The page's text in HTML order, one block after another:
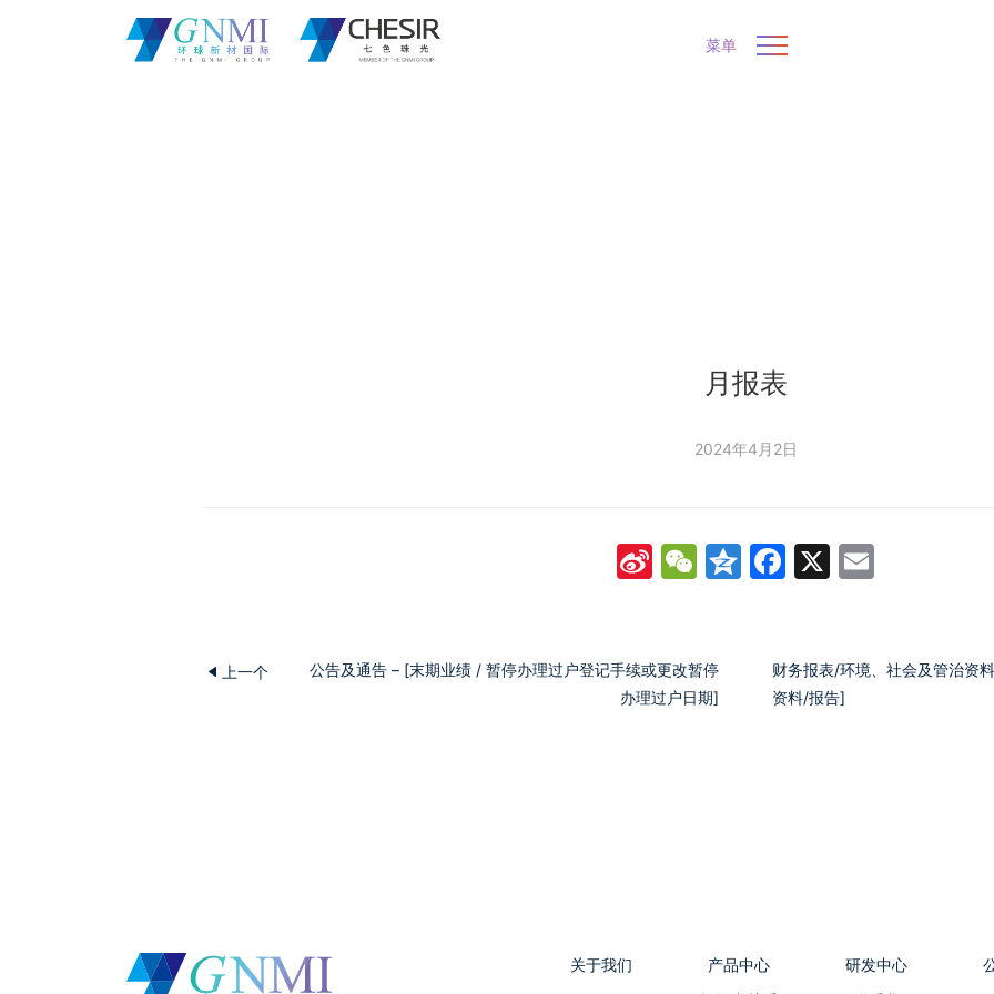
菜单
月报表
2024年4月2日
SinaWeChat
Qzone
Facebook
X
上一个
公告及通告 – [末期业绩 / 暂停办理过户登记手续或更改暂停
办理过户日期]
财务报表/环境、社会及管治资
资料/报告]
关于我们 产品中心 研发中心